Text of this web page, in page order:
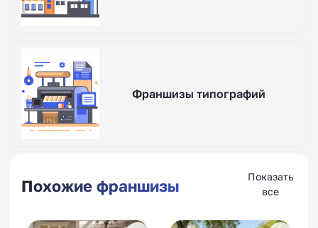
Франшизы типографий
Похожие франшизы
Показать
все